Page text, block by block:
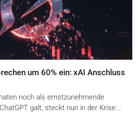
um 60% ein: xAI Anschluss
noch als ernstzunehmende
galt, steckt nun in der Krise:…